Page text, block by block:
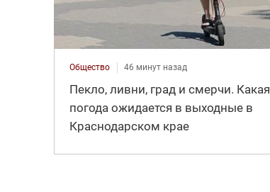
Общество 46 минут назад
Пекло, ливни, град и смерчи. Какая
погода ожидается в выходные в
Краснодарском крае